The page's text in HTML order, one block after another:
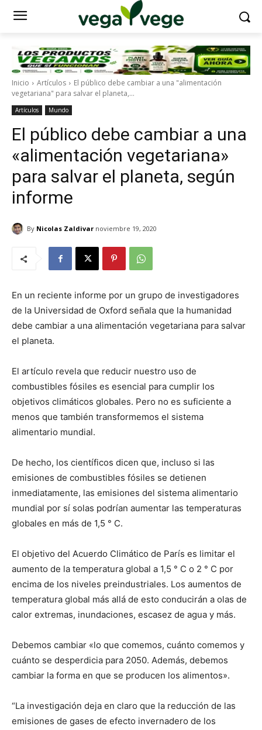
Inicio Artículos
El público debe cambiar a una "alimentación
vegetariana" para salvar el planeta,...
Artículos Mundo
El público debe cambiar a una
«alimentación vegetariana»
para salvar el planeta, según
informe
By Nicolas Zaldivar noviembre 19, 2020
En un reciente informe por un grupo de investigadores
de la Universidad de Oxford señala que la humanidad
debe cambiar a una alimentación vegetariana para salvar
el planeta.
El artículo revela que reducir nuestro uso de
combustibles fósiles es esencial para cumplir los
objetivos climáticos globales. Pero no es suficiente a
menos que también transformemos el sistema
alimentario mundial.
De hecho, los científicos dicen que, incluso si las
emisiones de combustibles fósiles se detienen
inmediatamente, las emisiones del sistema alimentario
mundial por sí solas podrían aumentar las temperaturas
globales en más de 1,5 ° C.
El objetivo del Acuerdo Climático de París es limitar el
aumento de la temperatura global a 1,5 ° C o 2 ° C por
encima de los niveles preindustriales. Los aumentos de
temperatura global más allá de esto conducirán a olas de
calor extremas, inundaciones, escasez de agua y más.
Debemos cambiar «lo que comemos, cuánto comemos y
cuánto se desperdicia para 2050. Además, debemos
cambiar la forma en que se producen los alimentos».
“La investigación deja en claro que la reducción de las
emisiones de gases de efecto invernadero de los